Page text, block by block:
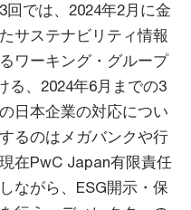
回では、2024年2月に金
サステナビリティ情報
ワーキング・グループ
る、2024年6月までの3
日本企業の対応につい
るのはメガバンクや行
在PwC Japan有限責任
ながら、ESG開示・保